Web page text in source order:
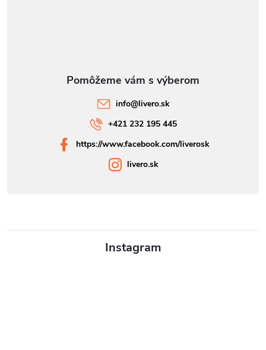
Instagram
info@livero.sk
+421 232 195 445
https://www.facebook.com/liverosk
livero.sk